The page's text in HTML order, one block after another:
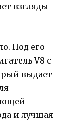
взгляды
Под его
V8 с
выдает
и лучшая